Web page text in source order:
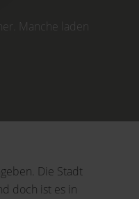
Manche laden
Die Stadt
doch ist es in